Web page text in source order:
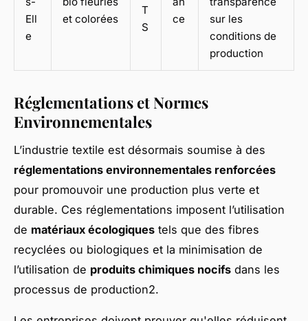
Ell
e
et colorées
T
S
ce
sur les
conditions de
production
Réglementations et Normes
Environnementales
L’industrie textile est désormais soumise à des
réglementations environnementales renforcées
pour promouvoir une production plus verte et
durable. Ces réglementations imposent l’utilisation
de matériaux écologiques tels que des fibres
recyclées ou biologiques et la minimisation de
l’utilisation de produits chimiques nocifs dans les
processus de production2.